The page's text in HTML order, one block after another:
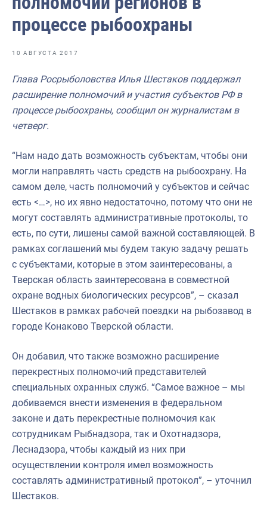
Отраслевые СМИ
Выставки и конференции
Научно-практическая литература
Рыбоохрана России
Отрасль в цифрах
Укрепление духовно-нравственных ценностей
События в России и мире
процессе рыбоохраны
10 АВГУСТА 2017
Глава Росрыболовства Илья Шестаков поддержал
расширение полномочий и участия субъектов РФ в
процессе рыбоохраны, сообщил он журналистам в
четверг.
“Нам надо дать возможность субъектам, чтобы они
могли направлять часть средств на рыбоохрану. На
самом деле, часть полномочий у субъектов и сейчас
есть <…>, но их явно недостаточно, потому что они не
могут составлять административные протоколы, то
есть, по сути, лишены самой важной составляющей. В
рамках соглашений мы будем такую задачу решать
с субъектами, которые в этом заинтересованы, а
Тверская область заинтересована в совместной
охране водных биологических ресурсов”, – сказал
Шестаков в рамках рабочей поездки на рыбозавод в
городе Конаково Тверской области.
Он добавил, что также возможно расширение
перекрестных полномочий представителей
специальных охранных служб. “Самое важное – мы
добиваемся внести изменения в федеральном
законе и дать перекрестные полномочия как
сотрудникам Рыбнадзора, так и Охотнадзора,
Леснадзора, чтобы каждый из них при
осуществлении контроля имел возможность
составлять административный протокол”, – уточнил
Шестаков.